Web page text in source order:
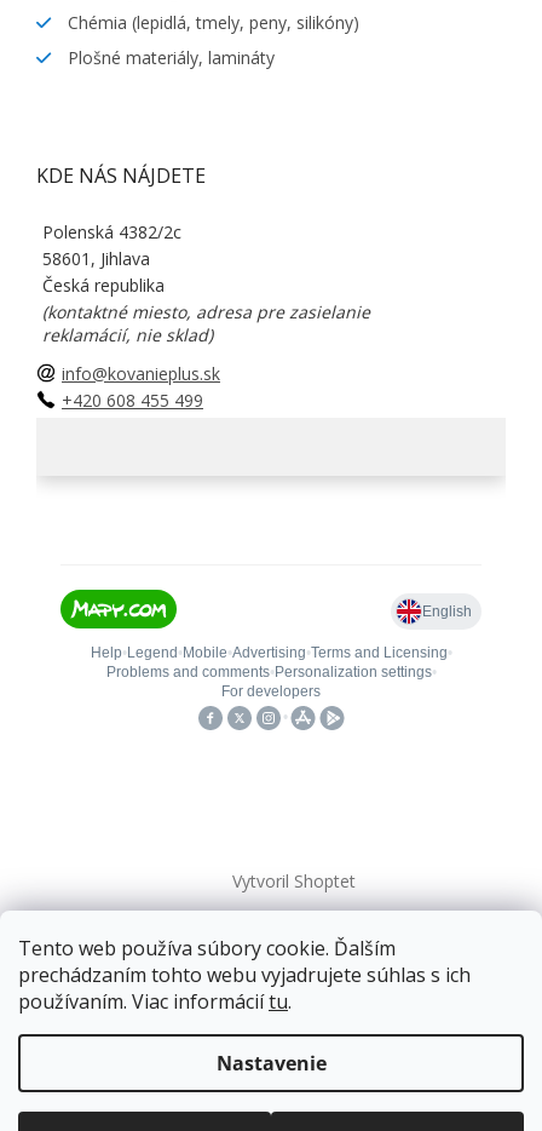
Tento web používa súbory cookie. Ďalším
prechádzaním tohto webu vyjadrujete súhlas s ich
používaním. Viac informáciítu.
Nastavenie
Doprava zadarmopre balíkové zásielky v hodnote
nad120 EUR*.
Balíky zasielame už od4 EUR.
Chémia (lepidlá, tmely, peny, silikóny)
Plošné materiály, lamináty
KDE NÁS NÁJDETE
Polenská 4382/2c
58601, Jihlava
Česká republika
(kontaktné miesto, adresa pre zasielanie
reklamácií, nie sklad)
info@kovanieplus.sk
+420 608 455 499
Vytvoril Shoptet
Copyright 2026kovanieplus. Všetky práva vyhradené.